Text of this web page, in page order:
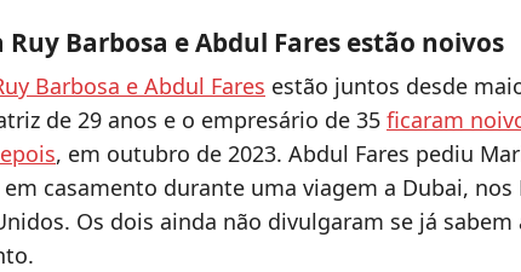
Barbosa e Abdul Fares estão noivos
Barbosa e Abdul Fares estão juntos desde
de 29 anos e o empresário de 35 ficaram
, em outubro de 2023. Abdul Fares pediu
em casamento durante uma viagem a Dubai, nos
Os dois ainda não divulgaram se já sabem